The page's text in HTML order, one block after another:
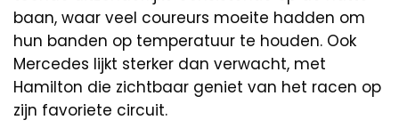
baan, waar veel coureurs moeite hadden om
hun banden op temperatuur te houden. Ook
Mercedes lijkt sterker dan verwacht, met
Hamilton die zichtbaar geniet van het racen op
zijn favoriete circuit.